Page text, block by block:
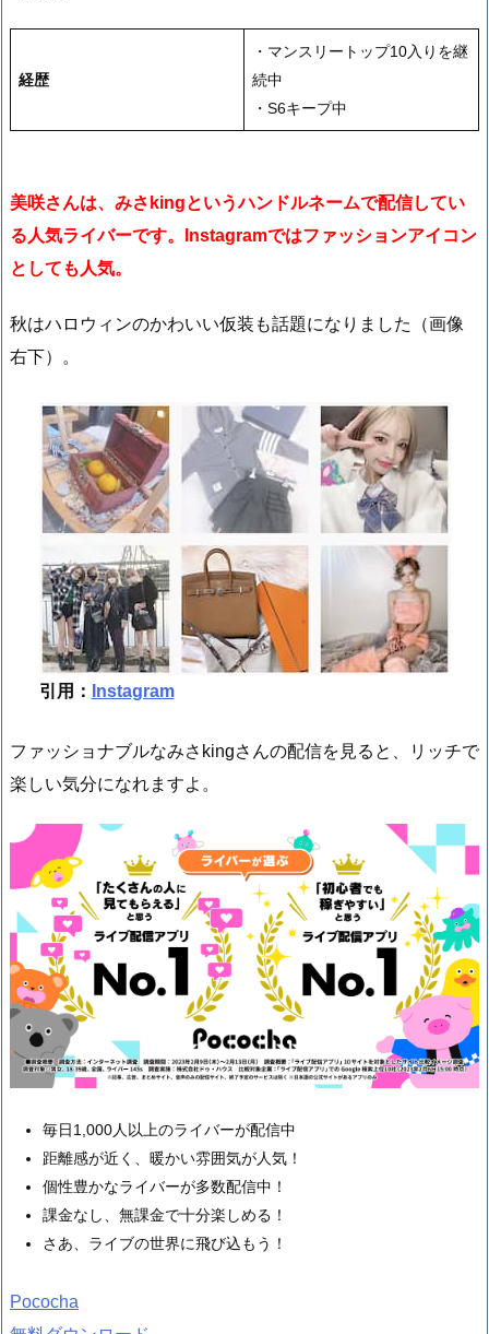
経歴
・マンスリートップ10入りを継
続中
・S6キープ中
美咲さんは、みさkingというハンドルネームで配信してい
る人気ライバーです。Instagramではファッションアイコン
としても人気。
秋はハロウィンのかわいい仮装も話題になりました（画像
右下）。
引用： Instagram
ファッショナブルなみさkingさんの配信を見ると、リッチで
楽しい気分になれますよ。
毎日1,000人以上のライバーが配信中
距離感が近く、暖かい雰囲気が人気！
個性豊かなライバーが多数配信中！
課金なし、無課金で十分楽しめる！
さあ、ライブの世界に飛び込もう！
Pococha